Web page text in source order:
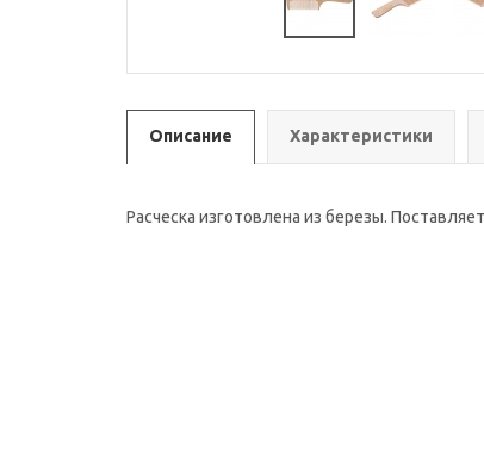
Описание Характеристики
Расческа изготовлена из березы.